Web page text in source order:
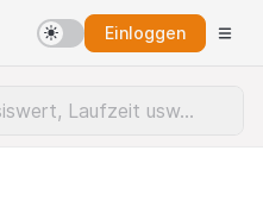
Einloggen